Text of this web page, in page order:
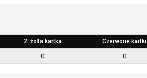
2. żółta kartka Czerwone kartki
0 0